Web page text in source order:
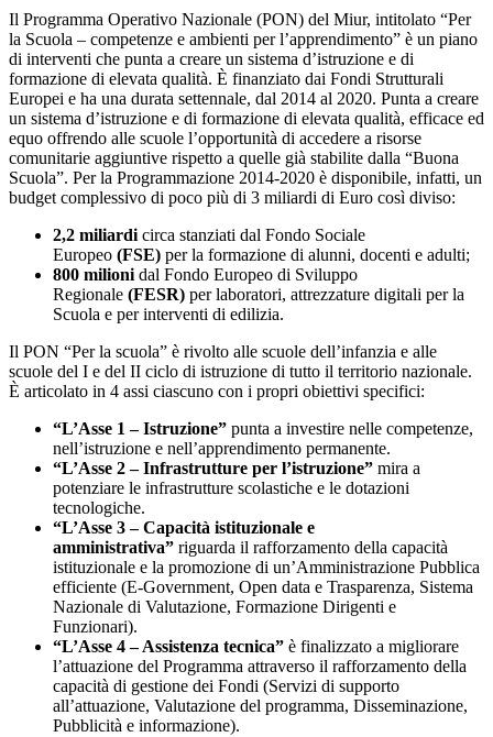
Il Programma Operativo Nazionale (PON) del Miur, intitolato “Per
la Scuola – competenze e ambienti per l’apprendimento” è un piano
di interventi che punta a creare un sistema d’istruzione e di
formazione di elevata qualità. È finanziato dai Fondi Strutturali
Europei e ha una durata settennale, dal 2014 al 2020. Punta a creare
un sistema d’istruzione e di formazione di elevata qualità, efficace ed
equo offrendo alle scuole l’opportunità di accedere a risorse
comunitarie aggiuntive rispetto a quelle già stabilite dalla “Buona
Scuola”. Per la Programmazione 2014-2020 è disponibile, infatti, un
budget complessivo di poco più di 3 miliardi di Euro così diviso:
2,2 miliardicirca stanziati dal Fondo Sociale
Europeo (FSE) per la formazione di alunni, docenti e adulti;
800 milionidal Fondo Europeo di Sviluppo
Regionale (FESR) per laboratori, attrezzature digitali per la
Scuola e per interventi di edilizia.
Il PON “Per la scuola” è rivolto alle scuole dell’infanzia e alle
scuole del I e del II ciclo di istruzione di tutto il territorio nazionale.
È articolato in 4 assi ciascuno con i propri obiettivi specifici:
“L’Asse 1 – Istruzione” punta a investire nelle competenze,
nell’istruzione e nell’apprendimento permanente.
“L’Asse 2 – Infrastrutture per l’istruzione” mira a
potenziare le infrastrutture scolastiche e le dotazioni
tecnologiche.
“L’Asse 3 – Capacità istituzionale e
amministrativa” riguarda il rafforzamento della capacità
istituzionale e la promozione di un’Amministrazione Pubblica
efficiente (E-Government, Open data e Trasparenza, Sistema
Nazionale di Valutazione, Formazione Dirigenti e
Funzionari).
“L’Asse 4 – Assistenza tecnica” è finalizzato a migliorare
l’attuazione del Programma attraverso il rafforzamento della
capacità di gestione dei Fondi (Servizi di supporto
all’attuazione, Valutazione del programma, Disseminazione,
Pubblicità e informazione).